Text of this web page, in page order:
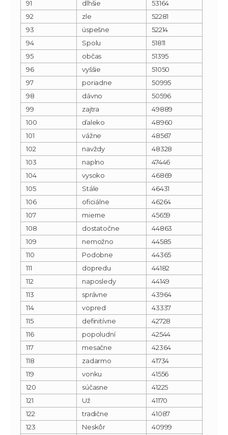
91 dlhšie
53164
92
zle
52281
93
úspešne
52214
94
Spolu
51811
95
občas
51395
96
vyššie
51050
97
poriadne
50995
98
dávno
50596
99
zajtra
49889
100
ďaleko
48960
101
vážne
48567
102
navždy
48328
103
naplno
47446
104
vysoko
46869
105
Stále
46431
106
oficiálne
46264
107
mierne
45659
108
dostatočne
44863
109
nemožno
44585
110
Podobne
44365
111
dopredu
44182
112
naposledy
44149
113
správne
43964
114
vopred
43337
115
definitívne
42728
116
popoludní
42544
117
mesačne
42364
118
zadarmo
41734
119
vonku
41556
120
súčasne
41225
121
Už
41170
122
tradične
41087
123
Neskôr
40999